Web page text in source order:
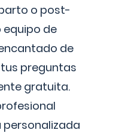
o post-
de
de
preguntas
gratuita.